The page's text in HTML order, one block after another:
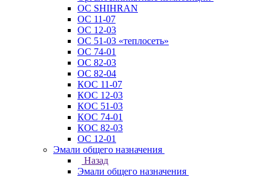
ОС SHIHRAN
ОС 11-07
ОС 12-03
ОС 51-03 «теплосеть»
ОС 74-01
ОС 82-03
ОС 82-04
КОС 11-07
КОС 12-03
КОС 51-03
КОС 74-01
КОС 82-03
ОС 12-01
Эмали общего назначения
Назад
Эмали общего назначения